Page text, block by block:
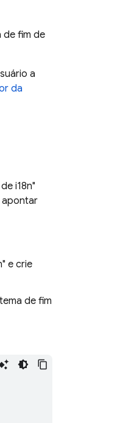
de fim de
a
da
i18n"
apontar
e crie
de fim